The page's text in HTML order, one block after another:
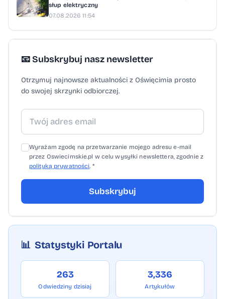
słup elektryczny
07.08.2026 11:54
📧 Subskrybuj nasz newsletter
Otrzymuj najnowsze aktualności z Oświęcimia prosto
do swojej skrzynki odbiorczej.
Wyrażam zgodę na przetwarzanie mojego adresu e-mail
przez Oswiecimskie.pl w celu wysyłki newslettera, zgodnie z
polityką prywatności . *
Subskrybuj
📊 Statystyki Portalu
263
Odwiedziny dzisiaj
3,336
Artykułów